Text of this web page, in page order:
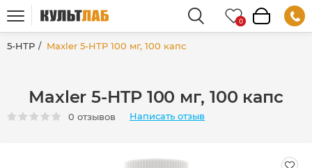
5-HTP Maxler 5-HTP 100 мг, 100 капс
Maxler 5-HTP 100 мг, 100 капс
0 отзывов Написать отзыв